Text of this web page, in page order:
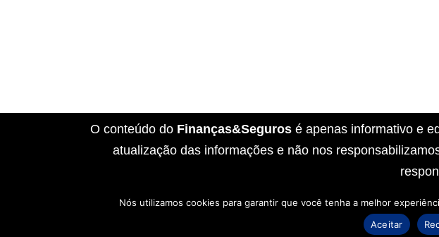
O conteúdo do Finanças&Seguros é apenas informativo e
atualização das informações e não nos
Sobre Nós Contato Disclaimer
Termos de Uso
Nós utilizamos cookies para garantir que você tenha a melhor
Aceitar